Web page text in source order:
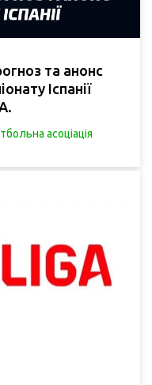
та анонс
Іспанії
асоціація